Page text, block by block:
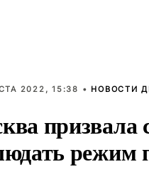
2022, 15:38 • НОВОСТИ
призвала
режим